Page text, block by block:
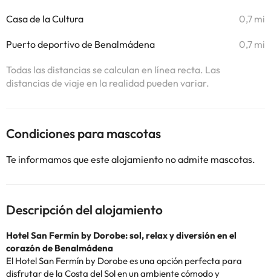
Casa de la Cultura 0,7 mi
Puerto deportivo de Benalmádena 0,7 mi
Todas las distancias se calculan en línea recta. Las
distancias de viaje en la realidad pueden variar.
Condiciones para mascotas
Te informamos que este alojamiento no admite mascotas.
Descripción del alojamiento
Hotel San Fermín by Dorobe: sol, relax y diversión en el
corazón de Benalmádena
El Hotel San Fermín by Dorobe es una opción perfecta para
disfrutar de la Costa del Sol en un ambiente cómodo y